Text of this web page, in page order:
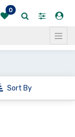
0
Sort By